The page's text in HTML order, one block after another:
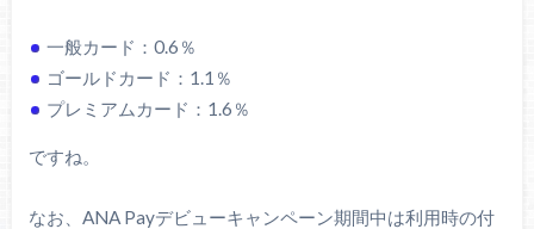
一般カード：0.6％
ゴールドカード：1.1％
プレミアムカード：1.6％
ですね。
なお、ANA Payデビューキャンペーン期間中は利用時の付